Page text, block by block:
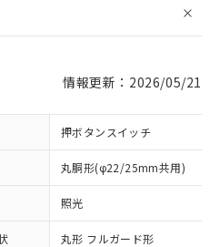
情報更新：2026/05/21
押ボタンスイッチ
丸胴形(φ22/25mm共用)
照光
丸形 フルガード形